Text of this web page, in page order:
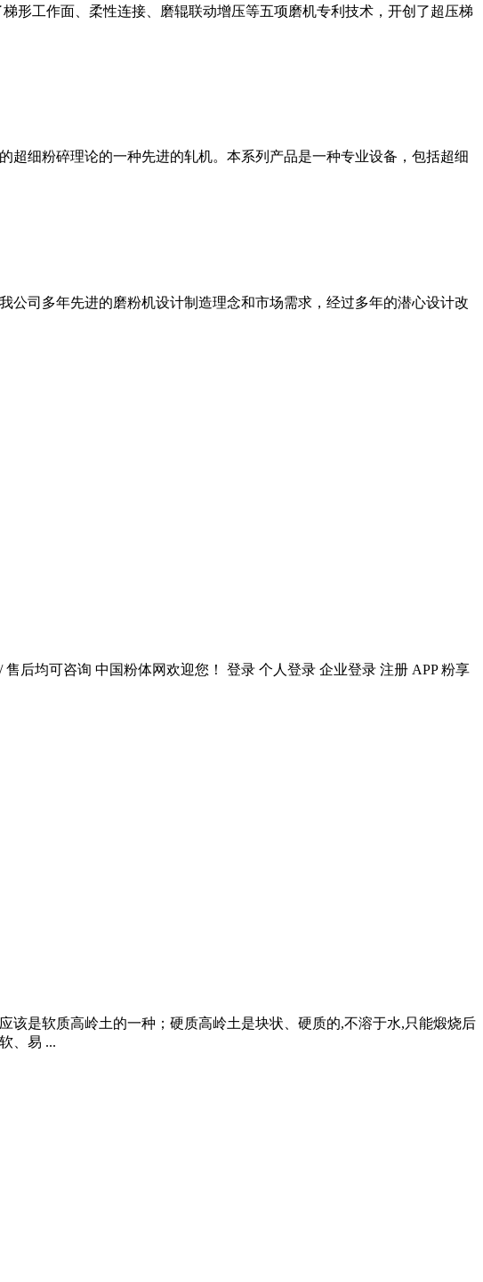
形工作面、柔性连接、磨辊联动增压等五项磨机专利技术，开创了超压梯
细粉碎理论的一种先进的轧机。本系列产品是一种专业设备，包括超细
司多年先进的磨粉机设计制造理念和市场需求，经过多年的潜心设计改
后均可咨询 中国粉体网欢迎您！ 登录 个人登录 企业登录 注册 APP 粉享
是软质高岭土的一种；硬质高岭土是块状、硬质的,不溶于水,只能煅烧后
、易 ...